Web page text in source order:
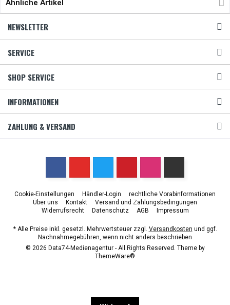
Ähnliche Artikel
NEWSLETTER
SERVICE
SHOP SERVICE
INFORMATIONEN
ZAHLUNG & VERSAND
Cookie-Einstellungen Händler-Login
rechtliche Vorabinformationen
Über uns
Kontakt
Versand und Zahlungsbedingungen
Widerrufsrecht
Datenschutz AGB Impressum
* Alle Preise inkl. gesetzl. Mehrwertsteuer zzgl. Versandkosten und ggf.
Nachnahmegebühren, wenn nicht anders beschrieben
© 2026 Data74-Medienagentur - All Rights Reserved. Theme by
ThemeWare®